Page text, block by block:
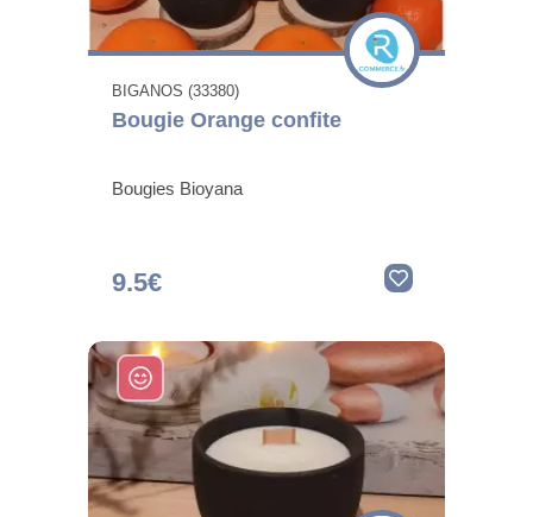
BIGANOS (33380)
Bougie Orange confite
Bougies Bioyana
9.5€